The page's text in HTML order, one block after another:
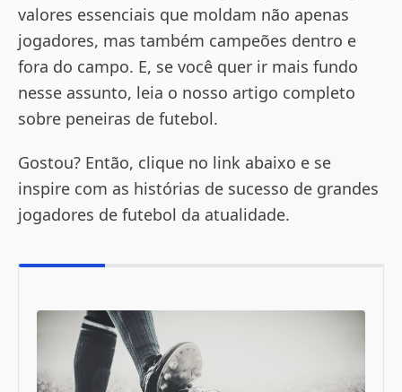
valores essenciais que moldam não apenas
jogadores, mas também campeões dentro e
fora do campo. E, se você quer ir mais fundo
nesse assunto, leia o nosso artigo completo
sobre peneiras de futebol.
Gostou? Então, clique no link abaixo e se
inspire com as histórias de sucesso de grandes
jogadores de futebol da atualidade.